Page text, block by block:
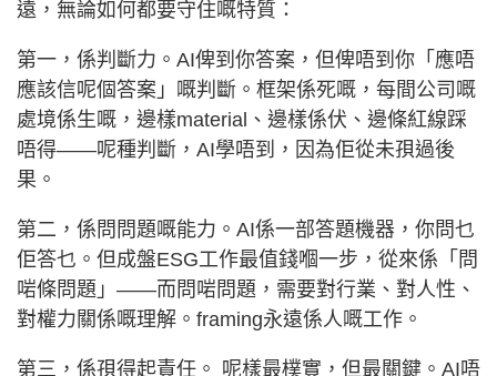
遠，無論如何都要守住嘅特質：
第一，係判斷力。AI俾到你答案，但俾唔到你「應唔
應該信呢個答案」嘅判斷。框架係死嘅，每間公司嘅
處境係生嘅，邊樣material、邊樣係伏、邊條紅線踩
唔得——呢種判斷，AI學唔到，因為佢從未孭過後
果。
第二，係問問題嘅能力。AI係一部答題機器，你問乜
佢答乜。但成盤ESG工作最值錢嗰一步，從來係「問
啱條問題」——而問啱問題，需要對行業、對人性、
對權力關係嘅理解。framing永遠係人嘅工作。
第三，係孭得起責任。 呢樣最樸實，但最關鍵。AI唔